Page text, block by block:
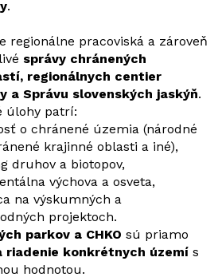
.
regionálne pracoviská a zároveň
správy chránených
regionálnych centier
a Správu slovenských jaskýň.
úlohy patrí:
o chránené územia (národné
krajinné oblasti a iné),
druhov a biotopov,
výchova a osveta,
na výskumných a
projektoch.
parkov a CHKO sú priamo
riadenie konkrétnych území s
hodnotou.